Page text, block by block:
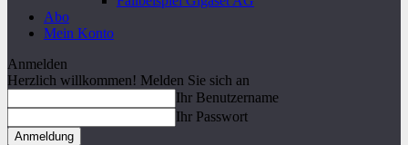
Abo
Mein Konto
Anmelden
Herzlich willkommen! Melden Sie sich an
Ihr Benutzername
Ihr Passwort